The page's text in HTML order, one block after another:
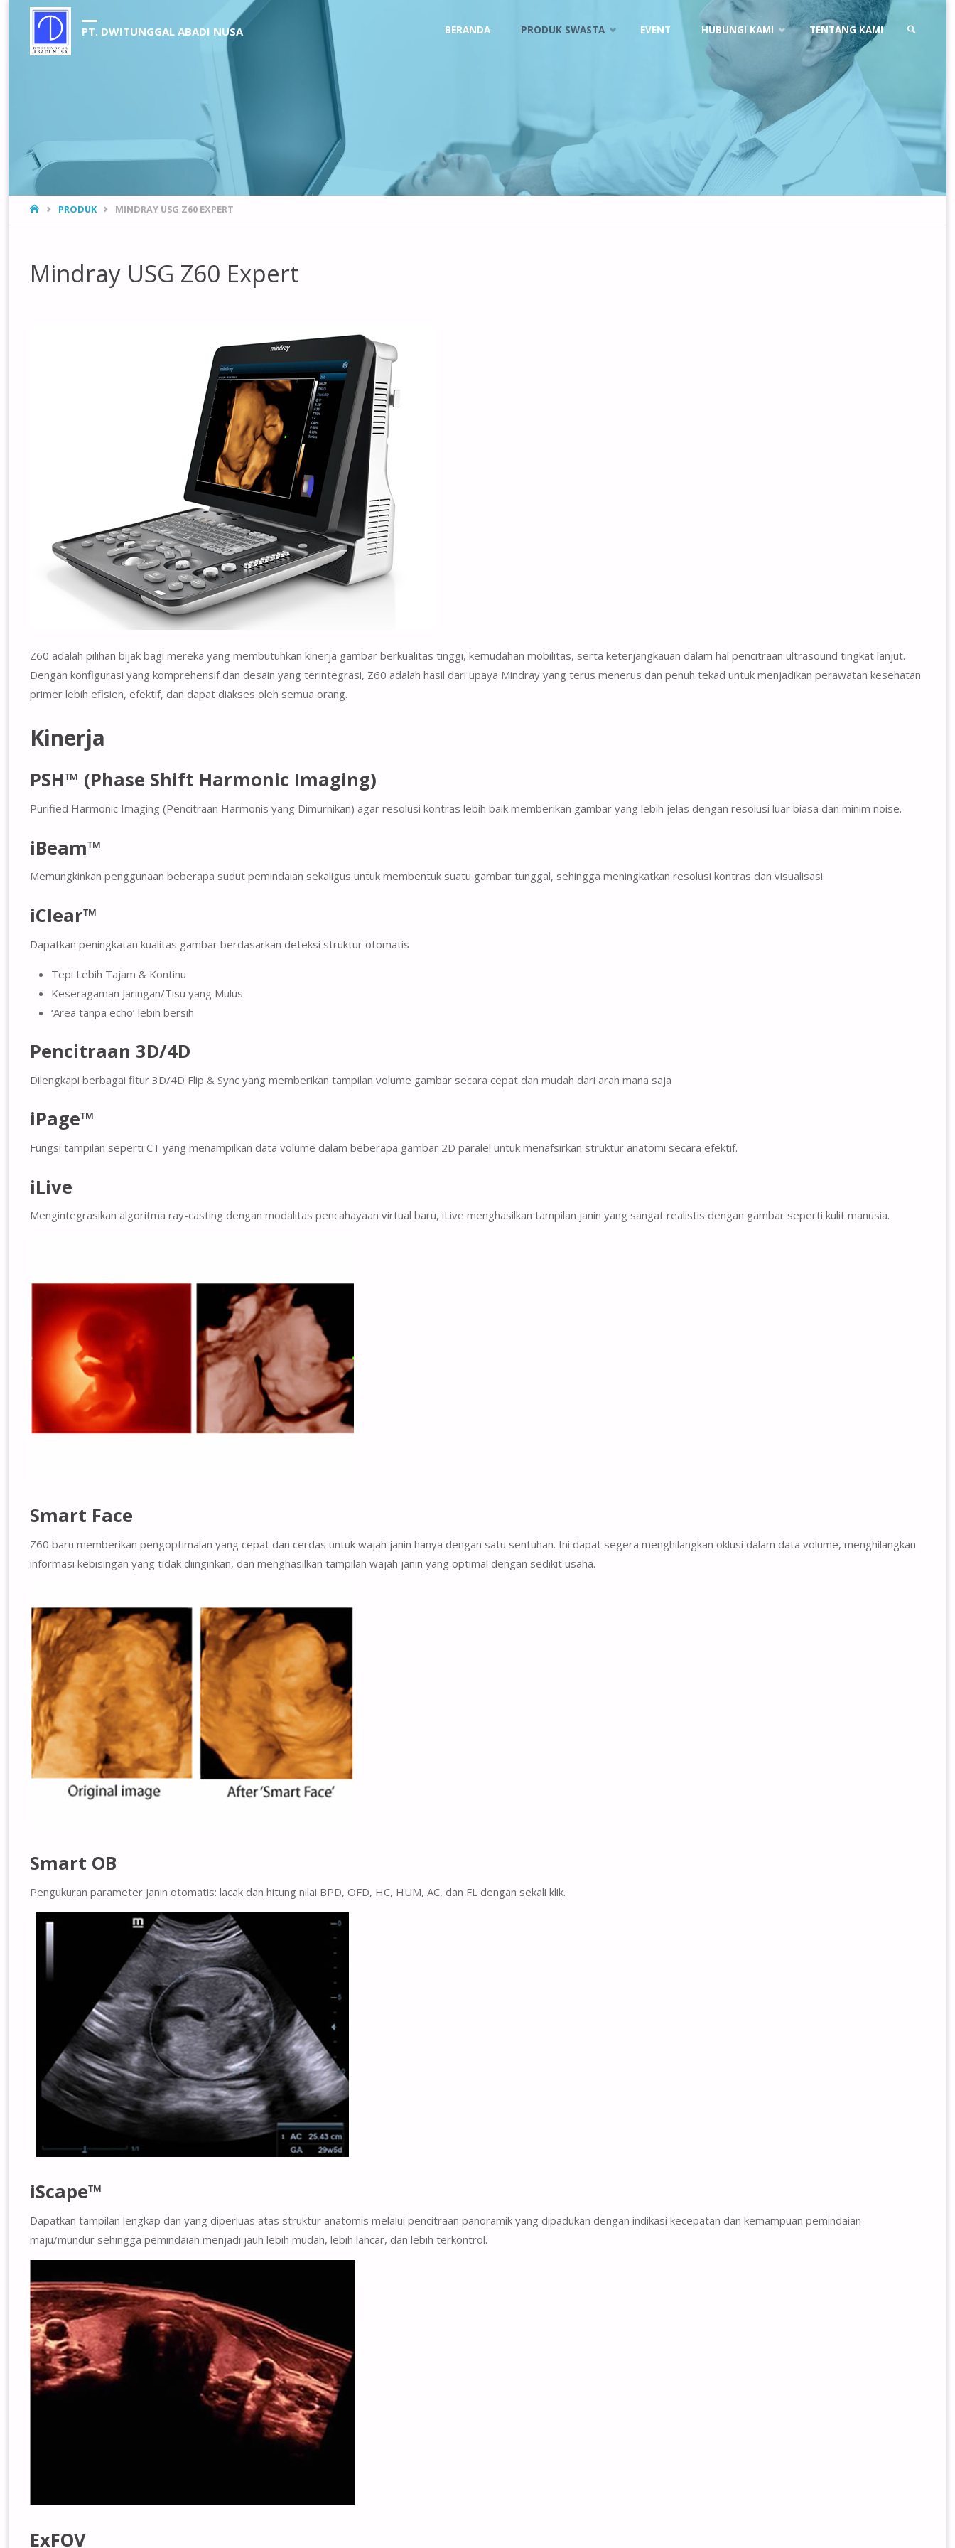
PT. DWITUNGGAL ABADI NUSA BERANDA PRODUK SWASTA EVENT HUBUNGI KAMI TENTANG KAMI
HOMEPRODUK MINDRAY USG Z60 EXPERT
Mindray USG Z60 Expert
Z60 adalah pilihan bijak bagi mereka yang membutuhkan kinerja gambar berkualitas tinggi, kemudahan mobilitas, serta keterjangkauan dalam hal pencitraan ultrasound tingkat lanjut.
Dengan konfigurasi yang komprehensif dan desain yang terintegrasi, Z60 adalah hasil dari upaya Mindray yang terus menerus dan penuh tekad untuk menjadikan perawatan kesehatan
primer lebih efisien, efektif, dan dapat diakses oleh semua orang.
Kinerja
PSH™ (Phase Shift Harmonic Imaging)
Purified Harmonic Imaging (Pencitraan Harmonis yang Dimurnikan) agar resolusi kontras lebih baik memberikan gambar yang lebih jelas dengan resolusi luar biasa dan minim noise.
iBeam™
Memungkinkan penggunaan beberapa sudut pemindaian sekaligus untuk membentuk suatu gambar tunggal, sehingga meningkatkan resolusi kontras dan visualisasi
iClear™
Dapatkan peningkatan kualitas gambar berdasarkan deteksi struktur otomatis
Tepi Lebih Tajam & Kontinu
Keseragaman Jaringan/Tisu yang Mulus
‘Area tanpa echo’ lebih bersih
Pencitraan 3D/4D
Dilengkapi berbagai fitur 3D/4D Flip & Sync yang memberikan tampilan volume gambar secara cepat dan mudah dari arah mana saja
iPage™
Fungsi tampilan seperti CT yang menampilkan data volume dalam beberapa gambar 2D paralel untuk menafsirkan struktur anatomi secara efektif.
iLive
Mengintegrasikan algoritma ray-casting dengan modalitas pencahayaan virtual baru, iLive menghasilkan tampilan janin yang sangat realistis dengan gambar seperti kulit manusia.
Smart Face
Z60 baru memberikan pengoptimalan yang cepat dan cerdas untuk wajah janin hanya dengan satu sentuhan. Ini dapat segera menghilangkan oklusi dalam data volume, menghilangkan
informasi kebisingan yang tidak diinginkan, dan menghasilkan tampilan wajah janin yang optimal dengan sedikit usaha.
Smart OB
Pengukuran parameter janin otomatis: lacak dan hitung nilai BPD, OFD, HC, HUM, AC, dan FL dengan sekali klik.
iScape™
Dapatkan tampilan lengkap dan yang diperluas atas struktur anatomis melalui pencitraan panoramik yang dipadukan dengan indikasi kecepatan dan kemampuan pemindaian
maju/mundur sehingga pemindaian menjadi jauh lebih mudah, lebih lancar, dan lebih terkontrol.
ExFOV